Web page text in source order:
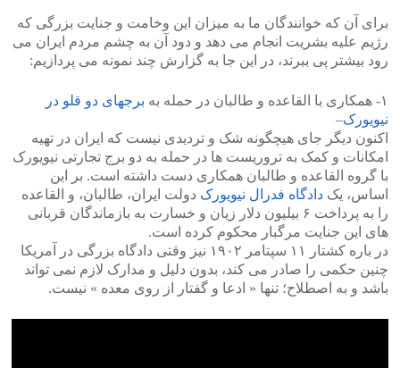
برای آن که خوانندگان ما به میزان این وخامت و جنایت بزرگی که
رژیم علیه بشریت انجام می دهد و دود آن به چشم مردم ایران می
رود بیشتر پی ببرند، در این جا به گزارش چند نمونه می پردازیم:
۱- همکاری با القاعده و طالبان در حمله به
برجهای دو قلو در
نیویورک–
اکنون دیگر جای هیچگونه شک و تردیدی نیست که ایران در تهیه
امکانات و کمک به تروریست ها در حمله به دو برج تجارتی نیویورک
با گروه القاعده و طالبان همکاری دست داشته است. بر این
اساس، یک دادگاه فدرال نیویورک دولت ایران، طالبان، و القاعده
را به پرداخت ۶ بیلیون دلار زیان و خسارت به بازماندگان قربانی
های این جنایت مرگبار محکوم کرده است.
در باره کشتار ۱۱ سپتامر ۱۹۰۲ نیز وقتی دادگاه بزرگی در آمریکا
چنین حکمی را صادر می کند، بدون دلیل و مدارک لازم نمی تواند
باشد و به اصطلاح؛ تنها « ادعا و گفتار از روی معده » نیست.